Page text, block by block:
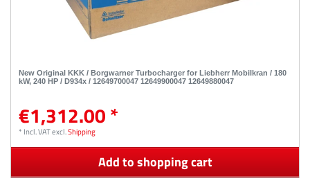
New Original KKK / Borgwarner Turbocharger for Liebherr Mobilkran / 180
kW, 240 HP / D934x / 12649700047 12649900047 12649880047
€1,312.00 *
* Incl. VATexcl.Shipping
Add to shopping cart